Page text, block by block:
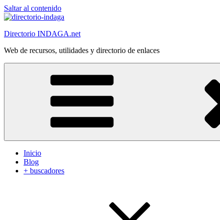
Saltar al contenido
Directorio INDAGA.net
Web de recursos, utilidades y directorio de enlaces
Inicio
Blog
+ buscadores